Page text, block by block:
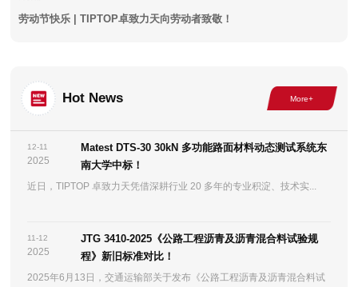
劳动节快乐 | TIPTOP卓致力天向劳动者致敬！
Hot News
12-11
2025
Matest DTS-30 30kN 多功能路面材料动态测试系统东
南大学中标！
近日，TIPTOP 卓致力天凭借深耕行业 20 多年的专业积淀、技术实...
11-12
2025
JTG 3410-2025《公路工程沥青及沥青混合料试验规
程》新旧标准对比！
2025年6月13日，交通运输部关于发布《公路工程沥青及沥青混合料试